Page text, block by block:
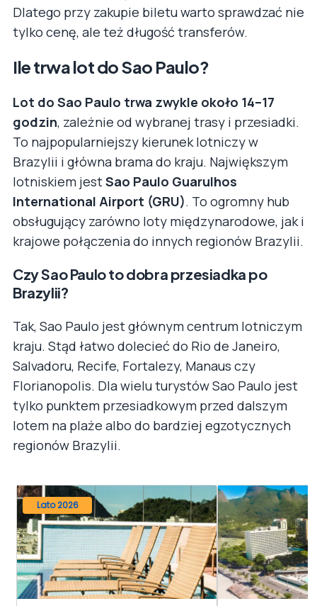
Dlatego przy zakupie biletu warto sprawdzać nie
tylko cenę, ale też długość transferów.
Ile trwa lot do Sao Paulo?
Lot do Sao Paulo trwa zwykle około 14–17
godzin, zależnie od wybranej trasy i przesiadki.
To najpopularniejszy kierunek lotniczy w
Brazylii i główna brama do kraju. Największym
lotniskiem jestSao Paulo Guarulhos
International Airport (GRU). To ogromny hub
obsługujący zarówno loty międzynarodowe, jak i
krajowe połączenia do innych regionów Brazylii.
Czy Sao Paulo to dobra przesiadka po
Brazylii?
Tak, Sao Paulo jest głównym centrum lotniczym
kraju. Stąd łatwo dolecieć do Rio de Janeiro,
Salvadoru, Recife, Fortalezy, Manaus czy
Florianopolis. Dla wielu turystów Sao Paulo jest
tylko punktem przesiadkowym przed dalszym
lotem na plaże albo do bardziej egzotycznych
regionów Brazylii.
Lato 2026